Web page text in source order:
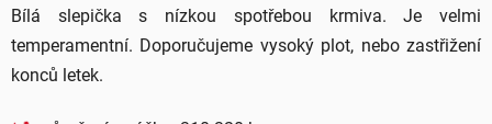
Bílá slepička s nízkou spotřebou krmiva. Je velmi
temperamentní. Doporučujeme vysoký plot, nebo zastřižení
konců letek.